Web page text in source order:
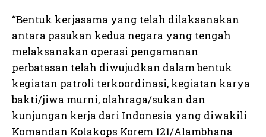
“Bentuk kerjasama yang telah dilaksanakan
antara pasukan kedua negara yang tengah
melaksanakan operasi pengamanan
perbatasan telah diwujudkan dalam bentuk
kegiatan patroli terkoordinasi, kegiatan karya
bakti/jiwa murni, olahraga/sukan dan
kunjungan kerja dari Indonesia yang diwakili
Komandan Kolakops Korem 121/Alambhana